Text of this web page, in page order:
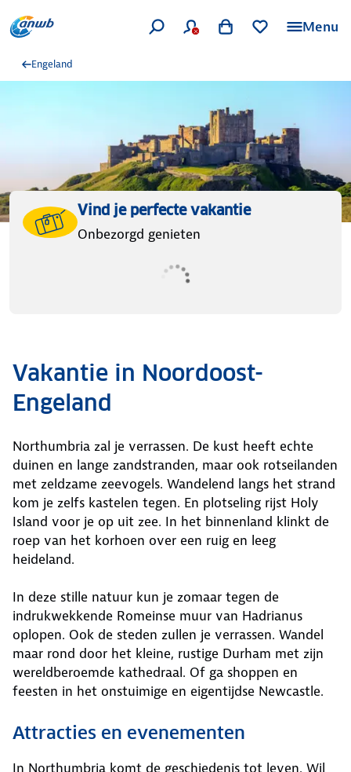
Menu
Engeland
Vind je perfecte vakantie
Onbezorgd genieten
Vakantie in Noordoost-
Engeland
Northumbria zal je verrassen. De kust heeft echte
duinen en lange zandstranden, maar ook rotseilanden
met zeldzame zeevogels. Wandelend langs het strand
kom je zelfs kastelen tegen. En plotseling rijst Holy
Island voor je op uit zee. In het binnenland klinkt de
roep van het korhoen over een ruig en leeg
heideland.
In deze stille natuur kun je zomaar tegen de
indrukwekkende Romeinse muur van Hadrianus
oplopen. Ook de steden zullen je verrassen. Wandel
maar rond door het kleine, rustige Durham met zijn
wereldberoemde kathedraal. Of ga shoppen en
feesten in het onstuimige en eigentijdse Newcastle.
Attracties en evenementen
In Northumbria komt de geschiedenis tot leven. Wil